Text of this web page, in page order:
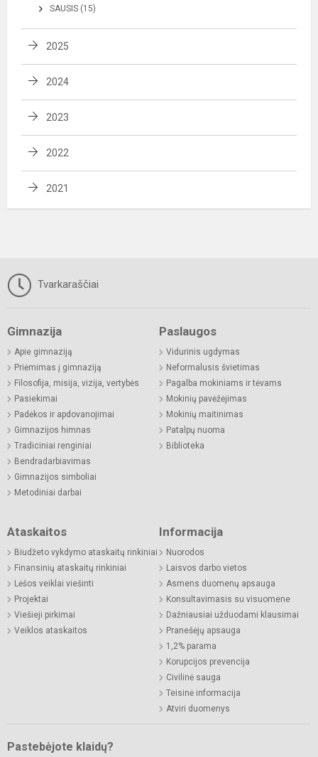
SAUSIS (15)
2025
2024
2023
2022
2021
Tvarkaraščiai
Gimnazija
Apie gimnaziją
Priėmimas į gimnaziją
Filosofija, misija, vizija, vertybės
Pasiekimai
Padėkos ir apdovanojimai
Gimnazijos himnas
Tradiciniai renginiai
Bendradarbiavimas
Gimnazijos simboliai
Metodiniai darbai
Paslaugos
Vidurinis ugdymas
Neformalusis švietimas
Pagalba mokiniams ir tėvams
Mokinių pavėžėjimas
Mokinių maitinimas
Patalpų nuoma
Biblioteka
Ataskaitos
Biudžeto vykdymo ataskaitų rinkiniai
Finansinių ataskaitų rinkiniai
Lėšos veiklai viešinti
Projektai
Viešieji pirkimai
Veiklos ataskaitos
Informacija
Nuorodos
Laisvos darbo vietos
Asmens duomenų apsauga
Konsultavimasis su visuomene
Dažniausiai užduodami klausimai
Pranešėjų apsauga
1,2% parama
Korupcijos prevencija
Civilinė sauga
Teisinė informacija
Atviri duomenys
Pastebėjote klaidų?